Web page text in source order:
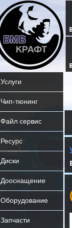
Услуги
Чип-тюнинг
Файл сервис
Ресурс
Диски
Дооснащение
Оборудование
Запчасти